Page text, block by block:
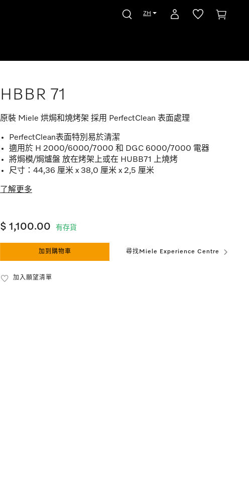
ZH
HBBR 71
原裝 Miele 烘焗和燒烤架 採用 PerfectClean 表面處理
PerfectClean表面特別易於清潔
適用於 H 2000/6000/7000 和 DGC 6000/7000 電器
將焗模/焗爐盤 放在烤架上或在 HUBB71 上燒烤
尺寸：44,36 厘米 x 38,0 厘米 x 2,5 厘米
了解更多
$ 1,100.00 有存貨
加到購物車 尋找Miele Experience Centre
加入願望清單